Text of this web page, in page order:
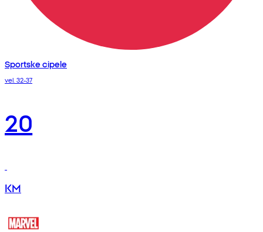
Sportske cipele
vel. 32-37
20
KM